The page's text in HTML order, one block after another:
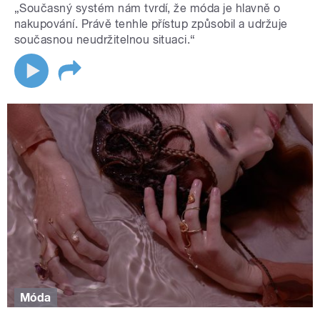
„Současný systém nám tvrdí, že móda je hlavně o
nakupování. Právě tenhle přístup způsobil a udržuje
současnou neudržitelnou situaci.“
Móda